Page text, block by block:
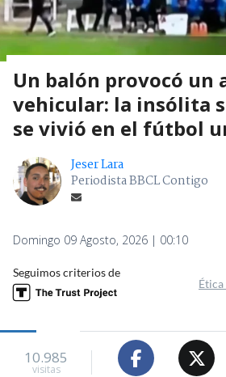
Un balón provocó un
vehicular: la insólita
se vivió en el fútbol
Jeser Lara
Periodista BBCL Contigo
Domingo 09 Agosto, 2026 | 00:10
Seguimos criterios de
10.985
visitas